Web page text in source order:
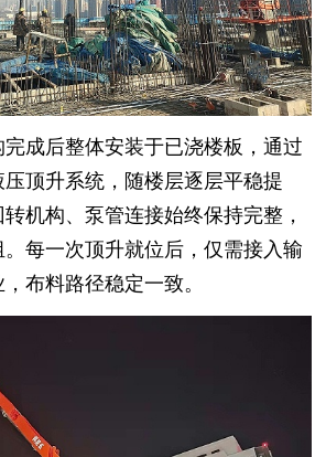
成后整体安装于已浇楼板，通过
顶升系统，随楼层逐层平稳提
机构、泵管连接始终保持完整，
每一次顶升就位后，仅需接入输
布料路径稳定一致。